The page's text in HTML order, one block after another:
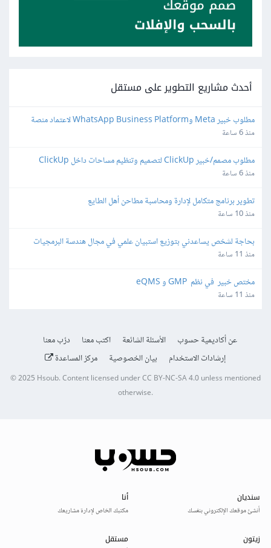
أحدث مشاريع التطوير على مستقل
واتساب
منذ 6 ساعة
مطلوب مصمم/خبير ClickUp لتصميم وتنظيم مساحات داخل ClickUp
منذ 6 ساعة
تطوير برنامج متكامل لإدارة ومحاسبة مطاحن أهل الطايع
منذ 10 ساعة
بحاجة لشخص يساعدني بتوزيع استبيان علمي في مجال هندسة البرمجيات
منذ 11 ساعة
مختص خبير  في نظم  GMP و eQMS
منذ 11 ساعة
عن أكاديمية حسوب الأسئلة الشائعة اكتب معنا
درّب معنا
إرشادات الاستخدام
بيان الخصوصية مركز المساعدة
© 2025 Hsoub.Content licensed underCC BY-NC-SA 4.0unless mentioned
otherwise.